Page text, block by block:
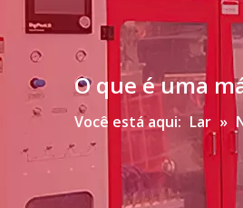
O que é uma
Você está aqui: Lar »